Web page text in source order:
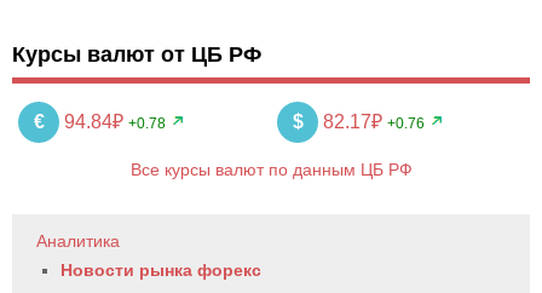
Курсы валют от ЦБ РФ
€ 94.84₽ +0.78 $ 82.17₽ +0.76
Все курсы валют по данным ЦБ РФ
Аналитика
Новости рынка форекс